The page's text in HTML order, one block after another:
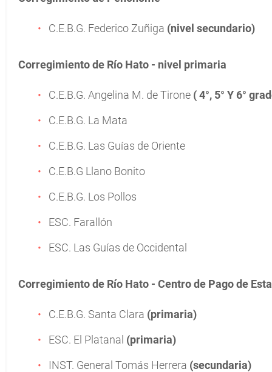
C.E.B.G. Federico Zuñiga (nivel secundario)
Corregimiento de Río Hato - nivel primaria
C.E.B.G. Angelina M. de Tirone ( 4°, 5° Y 6°
C.E.B.G. La Mata
C.E.B.G. Las Guías de Oriente
C.E.B.G Llano Bonito
C.E.B.G. Los Pollos
ESC. Farallón
ESC. Las Guías de Occidental
Corregimiento de Río Hato - Centro de Pago de
C.E.B.G. Santa Clara (primaria)
ESC. El Platanal (primaria)
INST. General Tomás Herrera (secundaria)